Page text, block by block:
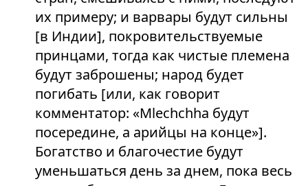
их примеру; и варвары будут сильны
[в Индии], покровительствуемые
принцами, тогда как чистые племена
будут заброшены; народ будет
погибать [или, как говорит
комментатор: «Mlechchha будут
посередине, а арийцы на конце»].
Богатство и благочестие будут
уменьшаться день за днем, пока весь